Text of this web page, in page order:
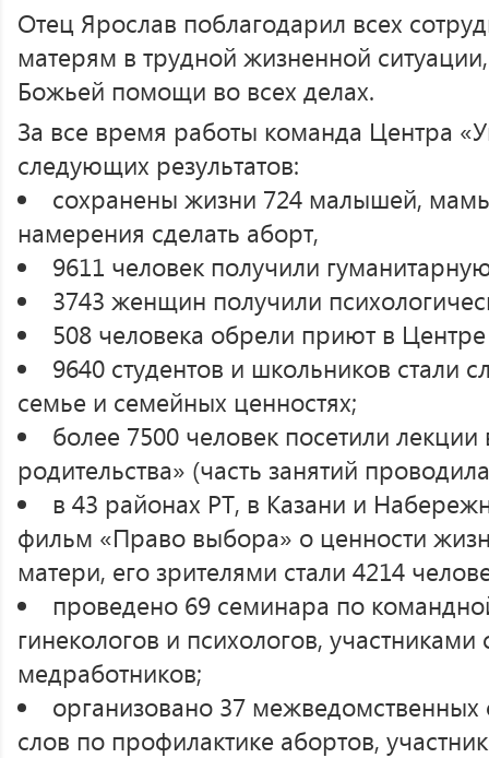
Отец Ярослав поблагодарил всех
матерям в трудной жизненной
Божьей помощи во всех делах.
За все время работы команда Центра
следующих результатов:
сохранены жизни 724 малышей, мамы
намерения сделать аборт,
9611 человек получили
3743 женщин получили
508 человека обрели приют в
9640 студентов и школьников стали
семье и семейных ценностях;
более 7500 человек посетили
родительства» (часть занятий
в 43 районах РТ, в Казани и
фильм «Право выбора» о ценности
матери, его зрителями стали 4214
проведено 69 семинара по
гинекологов и психологов, участниками
медработников;
организовано 37
слов по профилактике абортов,